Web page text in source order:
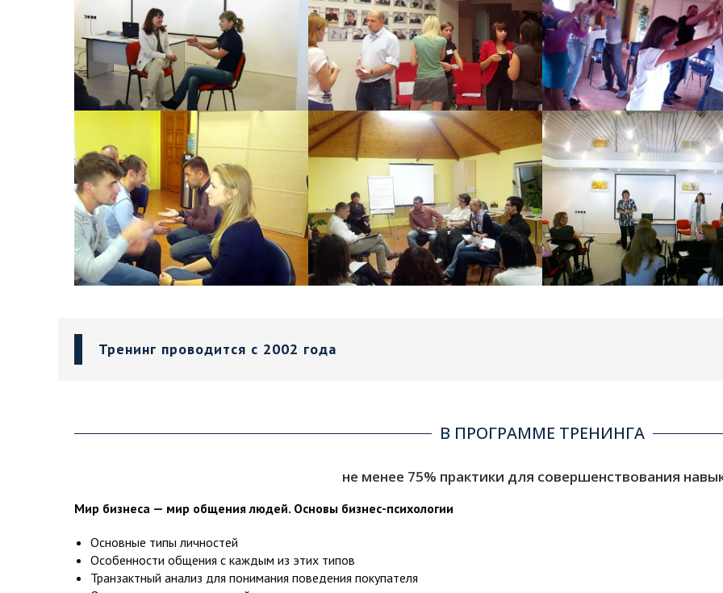
Тренинг проводится с 2002 года
В ПРОГРАММЕ ТРЕНИНГА
не менее 75% практики для совершенствования
Мир бизнеса — мир общения людей. Основы бизнес-психологии
Основные типы личностей
Особенности общения с каждым из этих типов
Транзактный анализ для понимания поведения покупателя